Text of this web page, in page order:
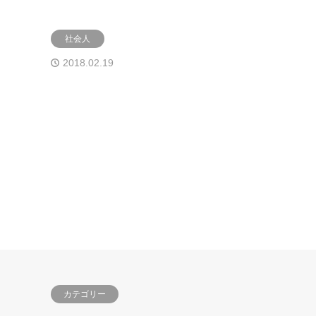
社会人
2018.02.19
カテゴリー